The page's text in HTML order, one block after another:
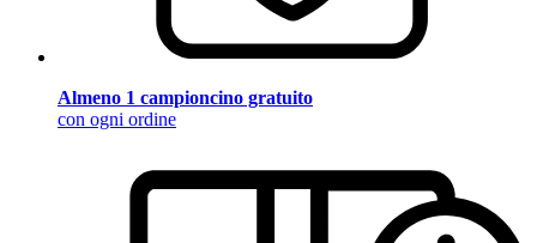
Almeno 1 campioncino gratuito
con ogni ordine